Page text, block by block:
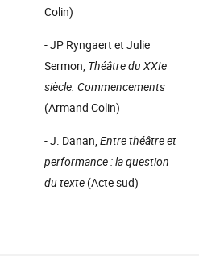
Colin)
- JP Ryngaert et Julie
Sermon, Théâtre du XXIe
siècle. Commencements
(Armand Colin)
- J. Danan,Entre théâtre et
performance : la question
du texte (Acte sud)